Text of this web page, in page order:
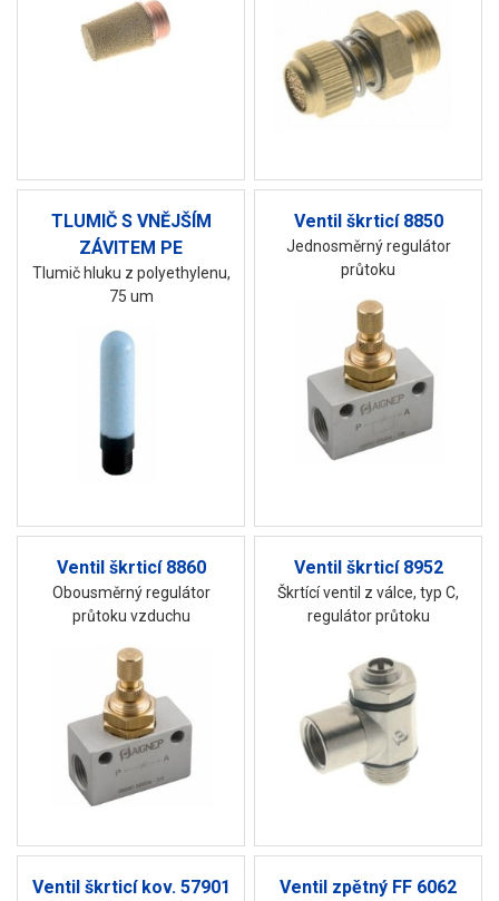
TLUMIČ S VNĚJŠÍM
ZÁVITEM PE
Tlumič hluku z polyethylenu,
75 um
Ventil škrticí 8850
Jednosměrný regulátor
průtoku
Ventil škrticí 8860
Obousměrný regulátor
průtoku vzduchu
Ventil škrticí 8952
Škrtící ventil z válce, typ C,
regulátor průtoku
Ventil škrticí kov. 57901 Ventil zpětný FF 6062